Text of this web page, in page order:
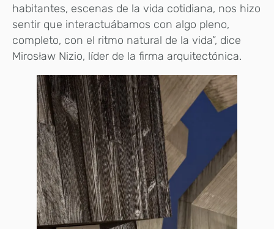
habitantes, escenas de la vida cotidiana, nos hizo
sentir que interactuábamos con algo pleno,
completo, con el ritmo natural de la vida”, dice
Mirosław Nizio, líder de la firma arquitectónica.